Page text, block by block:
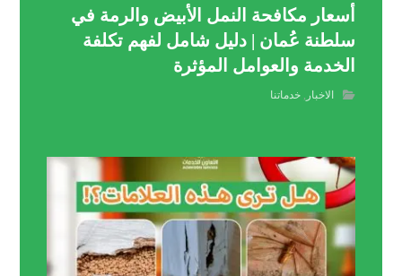
أسعار مكافحة النمل الأبيض والرمة في
سلطنة عُمان | دليل شامل لفهم تكلفة
الخدمة والعوامل المؤثرة
الاخبار ,خدماتنا